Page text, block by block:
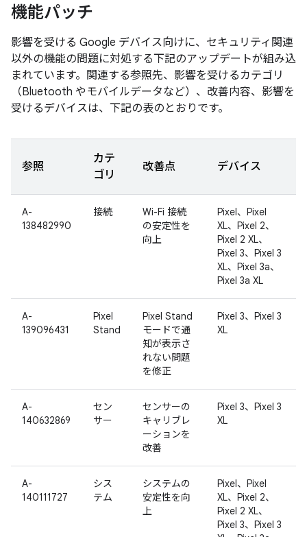
機能パッチ
影響を受ける Google デバイス向けに、セキュリティ関連
以外の機能の問題に対処する下記のアップデートが組み込
まれています。関連する参照先、影響を受けるカテゴリ
（Bluetooth やモバイルデータなど）、改善内容、影響を
受けるデバイスは、下記の表のとおりです。
参照
カテ
ゴリ
改善点 デバイス
A-
138482990
接続
Wi-Fi 接続
の安定性を
向上
Pixel、Pixel
XL、Pixel 2、
Pixel 2 XL、
Pixel 3、Pixel 3
XL、Pixel 3a、
Pixel 3a XL
A-
139096431
Pixel
Stand
Pixel Stand
モードで通
知が表示さ
れない問題
を修正
Pixel 3、Pixel 3
XL
A-
140632869
セン
サー
センサーの
キャリブレ
ーションを
改善
Pixel 3、Pixel 3
XL
A-
140111727
シス
テム
システムの
安定性を向
上
Pixel、Pixel
XL、Pixel 2、
Pixel 2 XL、
Pixel 3、Pixel 3